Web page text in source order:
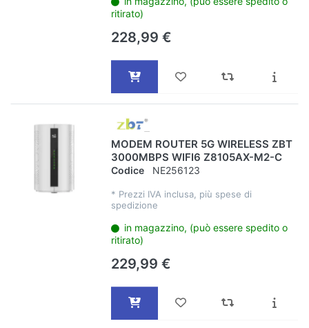
ritirato)
228,99 €
MODEM ROUTER 5G WIRELESS ZBT
3000MBPS WIFI6 Z8105AX-M2-C
Codice NE256123
* Prezzi IVA inclusa, più spese di
spedizione
in magazzino, (può essere spedito o
ritirato)
229,99 €